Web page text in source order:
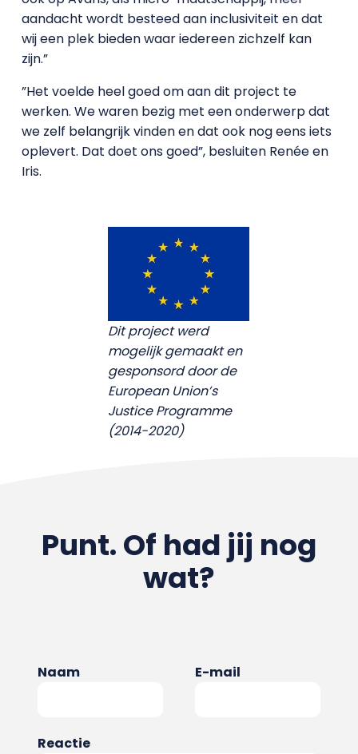
aandacht wordt besteed aan inclusiviteit en dat
wij een plek bieden waar iedereen zichzelf kan
zijn.”
”Het voelde heel goed om aan dit project te
werken. We waren bezig met een onderwerp dat
we zelf belangrijk vinden en dat ook nog eens iets
oplevert. Dat doet ons goed”, besluiten Renée en
Iris.
Dit project werd
mogelijk gemaakt en
gesponsord door de
European Union’s
Justice Programme
(2014-2020)
Punt. Of had jij nog
wat?
Naam E-mail
Reactie